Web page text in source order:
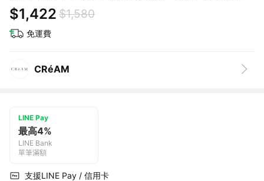
#生日禮盒 #情人禮物 #生日禮物
$1,422 $1,580
免運費
CRéAM
LINE Pay
最高4%
LINE Bank
單筆滿額
支援LINE Pay / 信用卡